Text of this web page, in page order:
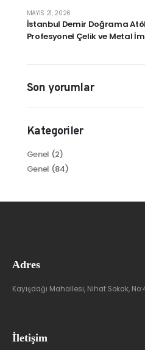
İstanbul Demir Doğrama
Profesyonel Çelik ve Metal
MAYIS 21, 2026
Son yorumlar
Kategoriler
Genel (2)
Genel (84)
Adres
Kayışdağı Mahallesi, Nihat Sokak,
İletişim